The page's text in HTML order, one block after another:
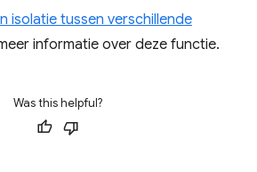
isolatie tussen verschillende
informatie over deze functie.
Was this helpful?